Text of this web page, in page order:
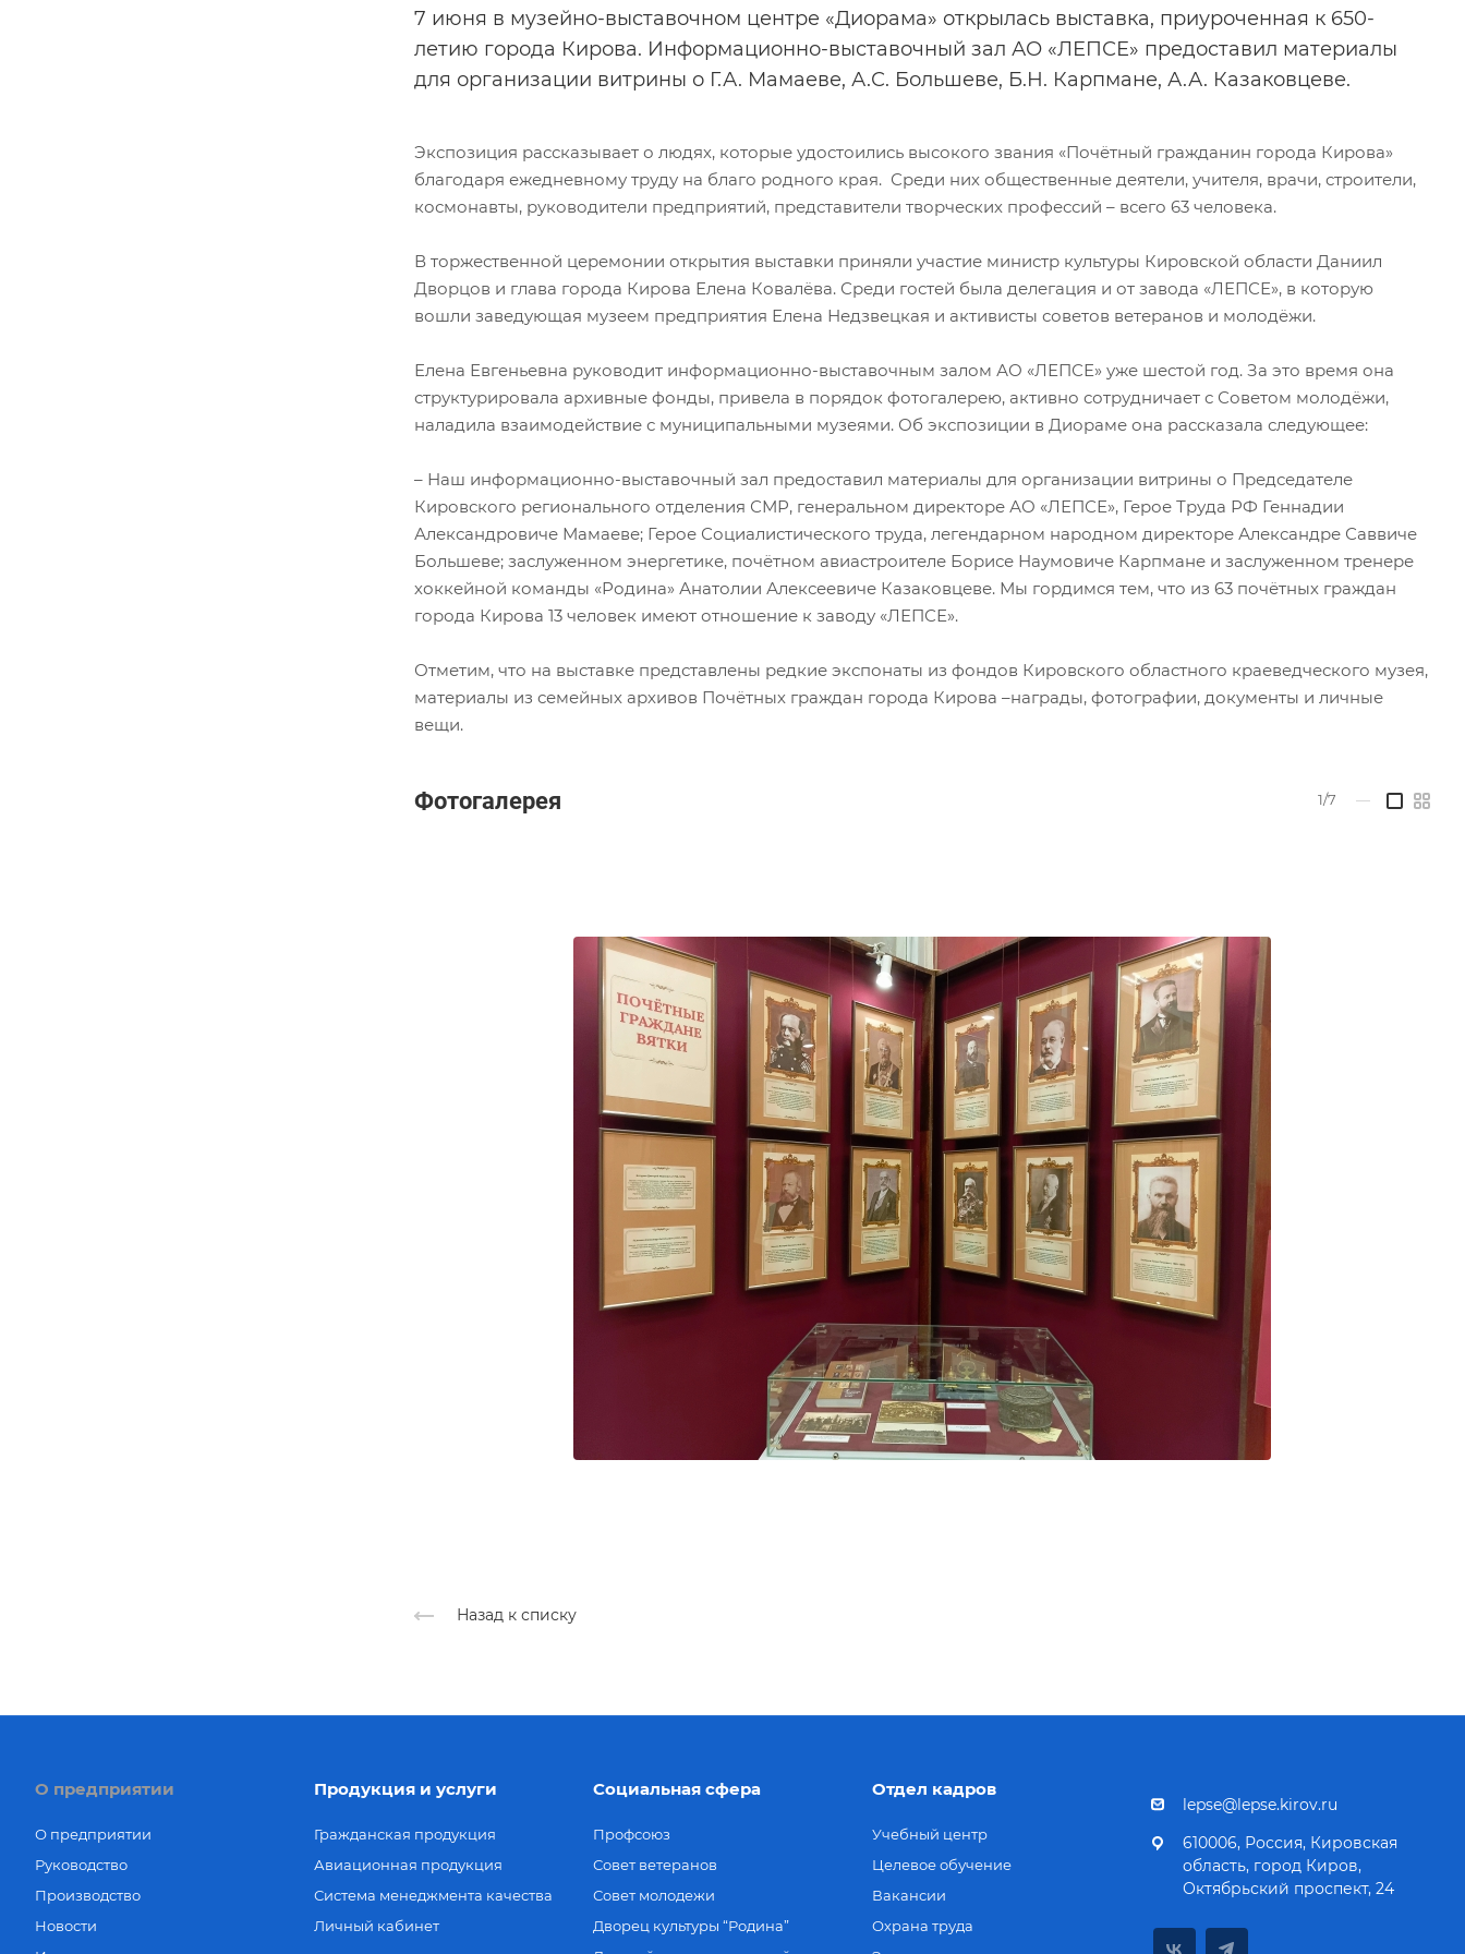
7 июня в музейно-выставочном центре «Диорама» открылась выставка, приуроченная к 650-
летию города Кирова. Информационно-выставочный зал АО «ЛЕПСЕ» предоставил материалы
для организации витрины о Г.А. Мамаеве, А.С. Большеве, Б.Н. Карпмане, А.А. Казаковцеве.
Экспозиция рассказывает о людях, которые удостоились высокого звания «Почётный гражданин города Кирова»
благодаря ежедневному труду на благо родного края. Среди них общественные деятели, учителя, врачи, строители,
космонавты, руководители предприятий, представители творческих профессий – всего 63 человека.
В торжественной церемонии открытия выставки приняли участие министр культуры Кировской области Даниил
Дворцов и глава города Кирова Елена Ковалёва. Среди гостей была делегация и от завода «ЛЕПСЕ», в которую
вошли заведующая музеем предприятия Елена Недзвецкая и активисты советов ветеранов и молодёжи.
Елена Евгеньевна руководит информационно-выставочным залом АО «ЛЕПСЕ» уже шестой год. За это время она
структурировала архивные фонды, привела в порядок фотогалерею, активно сотрудничает с Советом молодёжи,
наладила взаимодействие с муниципальными музеями. Об экспозиции в Диораме она рассказала следующее:
– Наш информационно-выставочный зал предоставил материалы для организации витрины о Председателе
Кировского регионального отделения СМР, генеральном директоре АО «ЛЕПСЕ», Герое Труда РФ Геннадии
Александровиче Мамаеве; Герое Социалистического труда, легендарном народном директоре Александре Саввиче
Большеве; заслуженном энергетике, почётном авиастроителе Борисе Наумовиче Карпмане и заслуженном тренере
хоккейной команды «Родина» Анатолии Алексеевиче Казаковцеве. Мы гордимся тем, что из 63 почётных граждан
города Кирова 13 человек имеют отношение к заводу «ЛЕПСЕ».
Отметим, что на выставке представлены редкие экспонаты из фондов Кировского областного краеведческого музея,
материалы из семейных архивов Почётных граждан города Кирова –награды, фотографии, документы и личные
вещи.
Фотогалерея 1/7 —
Назад к списку
О предприятии
О предприятии
Руководство
Производство
Новости
Продукция и услуги
Гражданская продукция
Авиационная продукция
Система менеджмента качества
Личный кабинет
Социальная сфера
Профсоюз
Совет ветеранов
Совет молодежи
Дворец культуры “Родина”
Отдел кадров
Учебный центр
Целевое обучение
Вакансии
Охрана труда
lepse@lepse.kirov.ru
610006, Россия, Кировская
область, город Киров,
Октябрьский проспект, 24